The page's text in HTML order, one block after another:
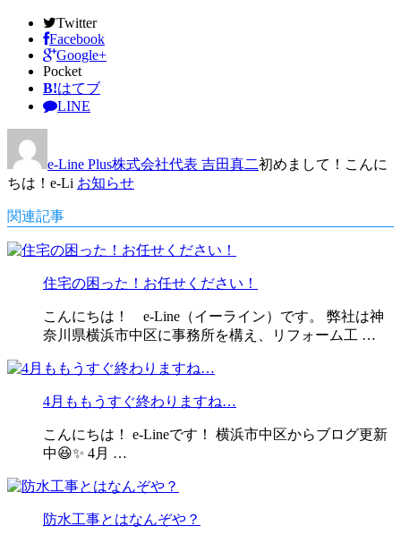
Twitter
Facebook
Google+
Pocket
B!はてブ
LINE
e-Line Plus株式会社代表 吉田真二初めまして！こんに
ちは！e-Li お知らせ
関連記事
住宅の困った！お任せください！
こんにちは！ e-Line（イーライン）です。 弊社は神
奈川県横浜市中区に事務所を構え、リフォーム工 …
4月ももうすぐ終わりますね…
こんにちは！ e-Lineです！ 横浜市中区からブログ更新
中😆✨ 4月 …
防水工事とはなんぞや？